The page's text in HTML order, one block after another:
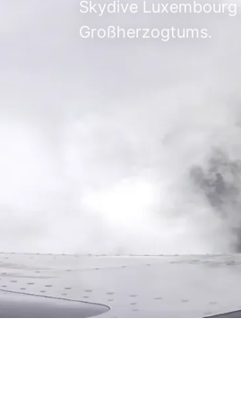
Skydive
Großherzogtums.